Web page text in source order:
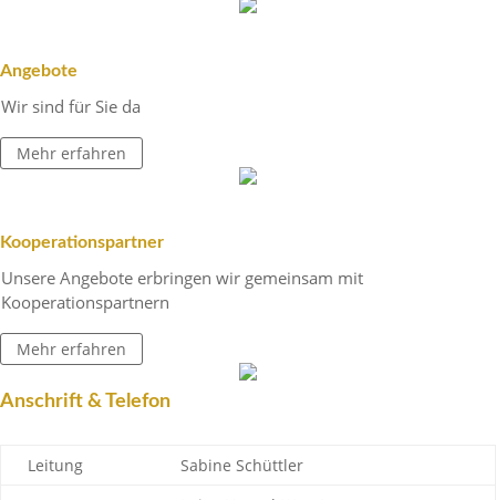
Ange­bote
Wir sind für Sie da
Mehr erfahren
Koope­ra­ti­ons­partner
Unsere Ange­bote erbringen wir gemeinsam mit
Kooperationspartnern
Mehr erfahren
Anschrift & Telefon
Leitung Sabine Schüttler